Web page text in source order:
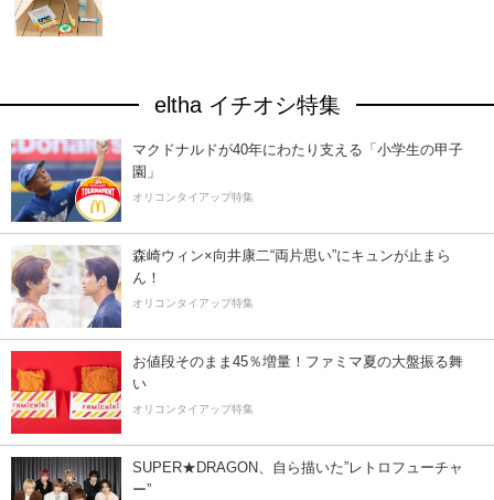
eltha イチオシ特集
マクドナルドが40年にわたり支える「小学生の甲子
園」
オリコンタイアップ特集
森崎ウィン×向井康二“両片思い”にキュンが止まら
ん！
オリコンタイアップ特集
お値段そのまま45％増量！ファミマ夏の大盤振る舞
い
オリコンタイアップ特集
SUPER★DRAGON、自ら描いた”レトロフューチャ
ー”